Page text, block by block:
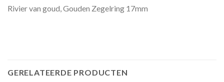
Rivier van goud, Gouden Zegelring 17mm
GERELATEERDE PRODUCTEN